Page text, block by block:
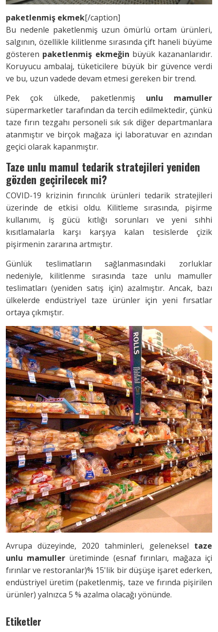
paketlenmiş ekmek[/caption]
Bu nedenle paketlenmiş uzun ömürlü ortam ürünleri,
salgının, özellikle kilitlenme sırasında çift haneli büyüme
gösteren paketlenmiş ekmeğin büyük kazananlarıdır.
Koruyucu ambalaj, tüketicilere büyük bir güvence verdi
ve bu, uzun vadede devam etmesi gereken bir trend.
Pek çok ülkede, paketlenmiş unlu mamuller
süpermarketler tarafından da tercih edilmektedir, çünkü
taze fırın tezgahı personeli sık sık diğer departmanlara
atanmıştır ve birçok mağaza içi laboratuvar en azından
geçici olarak kapanmıştır.
Taze unlu mamul tedarik stratejileri yeniden
gözden geçirilecek mi?
COVID-19 krizinin fırıncılık ürünleri tedarik stratejileri
üzerinde de etkisi oldu. Kilitleme sırasında, pişirme
kullanımı, iş gücü kıtlığı sorunları ve yeni sıhhi
kısıtlamalarla karşı karşıya kalan tesislerde çizik
pişirmenin zararına artmıştır.
Günlük teslimatların sağlanmasındaki zorluklar
nedeniyle, kilitlenme sırasında taze unlu mamuller
teslimatları (yeniden satış için) azalmıştır. Ancak, bazı
ülkelerde endüstriyel taze ürünler için yeni fırsatlar
ortaya çıkmıştır.
Avrupa düzeyinde, 2020 tahminleri, geleneksel taze
unlu mamuller üretiminde (esnaf fırınları, mağaza içi
fırınlar ve restoranlar)% 15'lik bir düşüşe işaret ederken,
endüstriyel üretim (paketlenmiş, taze ve fırında pişirilen
ürünler) yalnızca 5 % azalma olacağı yönünde.
Etiketler